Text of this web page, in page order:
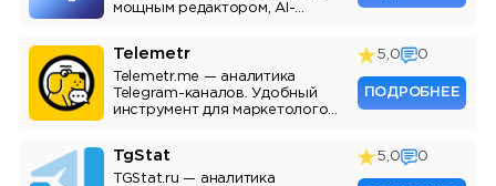
мощным редактором, AI-
Telemetr
Telemetr.me — аналитика
Telegram-каналов. Удобный
инструмент для маркетологов,
5,0 0
ПОДРОБНЕЕ
TgStat
TGStat.ru — аналитика
5,0 0